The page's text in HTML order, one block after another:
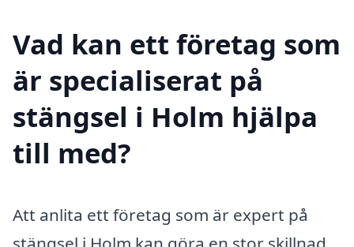
Vad kan ett företag som
är specialiserat på
stängsel i Holm hjälpa
till med?
Att anlita ett företag som är expert på